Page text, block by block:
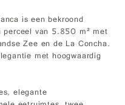
is een bekroond
perceel van 5.850 m² met
Zee en de La Concha.
met hoogwaardig
elegante